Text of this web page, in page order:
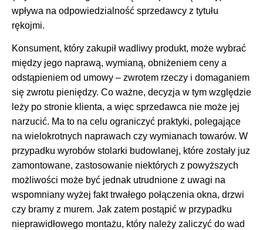
wpływa na odpowiedzialność sprzedawcy z tytułu
rękojmi.
Konsument, który zakupił wadliwy produkt, może wybrać
między jego naprawą, wymianą, obniżeniem ceny a
odstąpieniem od umowy – zwrotem rzeczy i domaganiem
się zwrotu pieniędzy. Co ważne, decyzja w tym względzie
leży po stronie klienta, a więc sprzedawca nie może jej
narzucić. Ma to na celu ograniczyć praktyki, polegające
na wielokrotnych naprawach czy wymianach towarów. W
przypadku wyrobów stolarki budowlanej, które zostały juz
zamontowane, zastosowanie niektórych z powyższych
możliwości może być jednak utrudnione z uwagi na
wspomniany wyżej fakt trwałego połączenia okna, drzwi
czy bramy z murem. Jak zatem postąpić w przypadku
nieprawidłowego montażu, który należy zaliczyć do wad